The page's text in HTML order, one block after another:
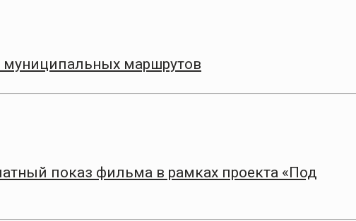
муниципальных маршрутов
показ фильма в рамках проекта «Под